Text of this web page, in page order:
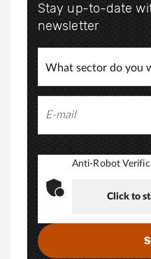
.
i
n
e
i
.
o
Stay up-to-date
newsletter
Anti-Robot
Click to